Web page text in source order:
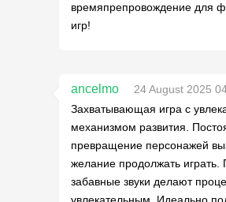
времяпрепровождение для
игр!
ancelmo
24 August 2025
Захватывающая игра с
механизмом развития.
превращение персонажей
желание продолжать играть.
забавные звуки делают